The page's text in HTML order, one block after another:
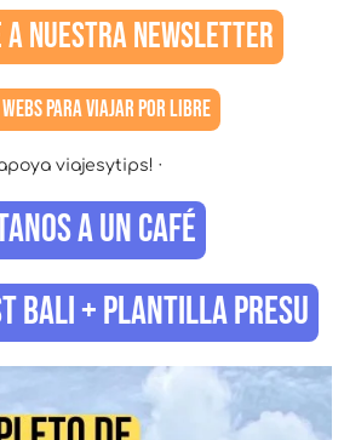
NUESTRA NEWSLETTER
PARA VIAJAR POR LIBRE
viajesytips! ·
A UN CAFÉ
BALI + PLANTILLA PRESU